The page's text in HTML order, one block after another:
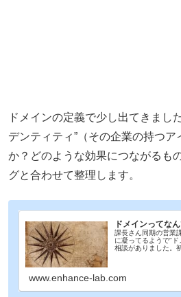
ドメインの定義で少し出てきまし
デンティティ”（その企業の持つ
か？どのような効果につながるも
グと合わせて整理します。
ドメインってな
課長さん同期の営業
に凝ってるようで"
相談がありました。
www.enhance-lab.com